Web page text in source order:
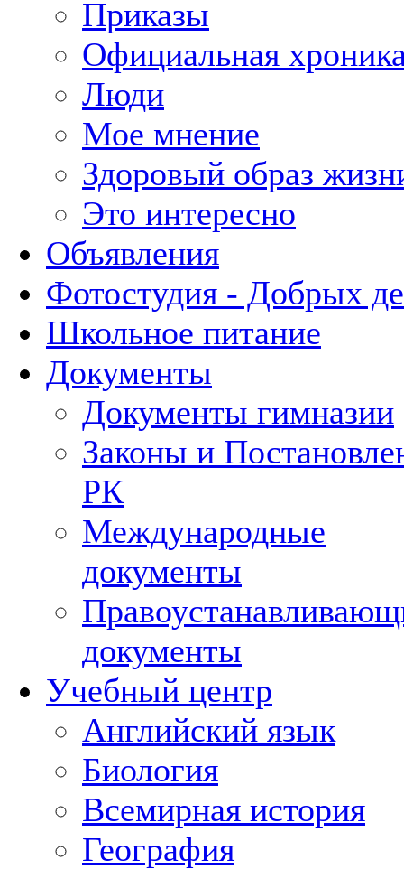
Приказы
Официальная
Люди
Мое мнение
Здоровый образ
Это интересно
Объявления
Фотостудия - Добрых
Школьное питание
Документы
Документы гимназии
Законы и
РК
Международные
документы
документы
Учебный центр
Английский язык
Биология
Всемирная история
География